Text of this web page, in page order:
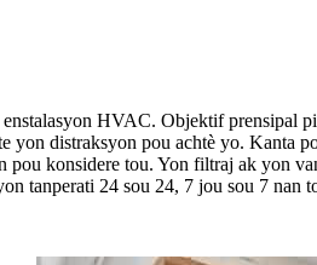
HVAC. Objektif prensipal
yon distraksyon pou achtè yo. Kanta
konsidere tou. Yon filtraj ak yon
tanperati 24 sou 24, 7 jou sou 7 nan